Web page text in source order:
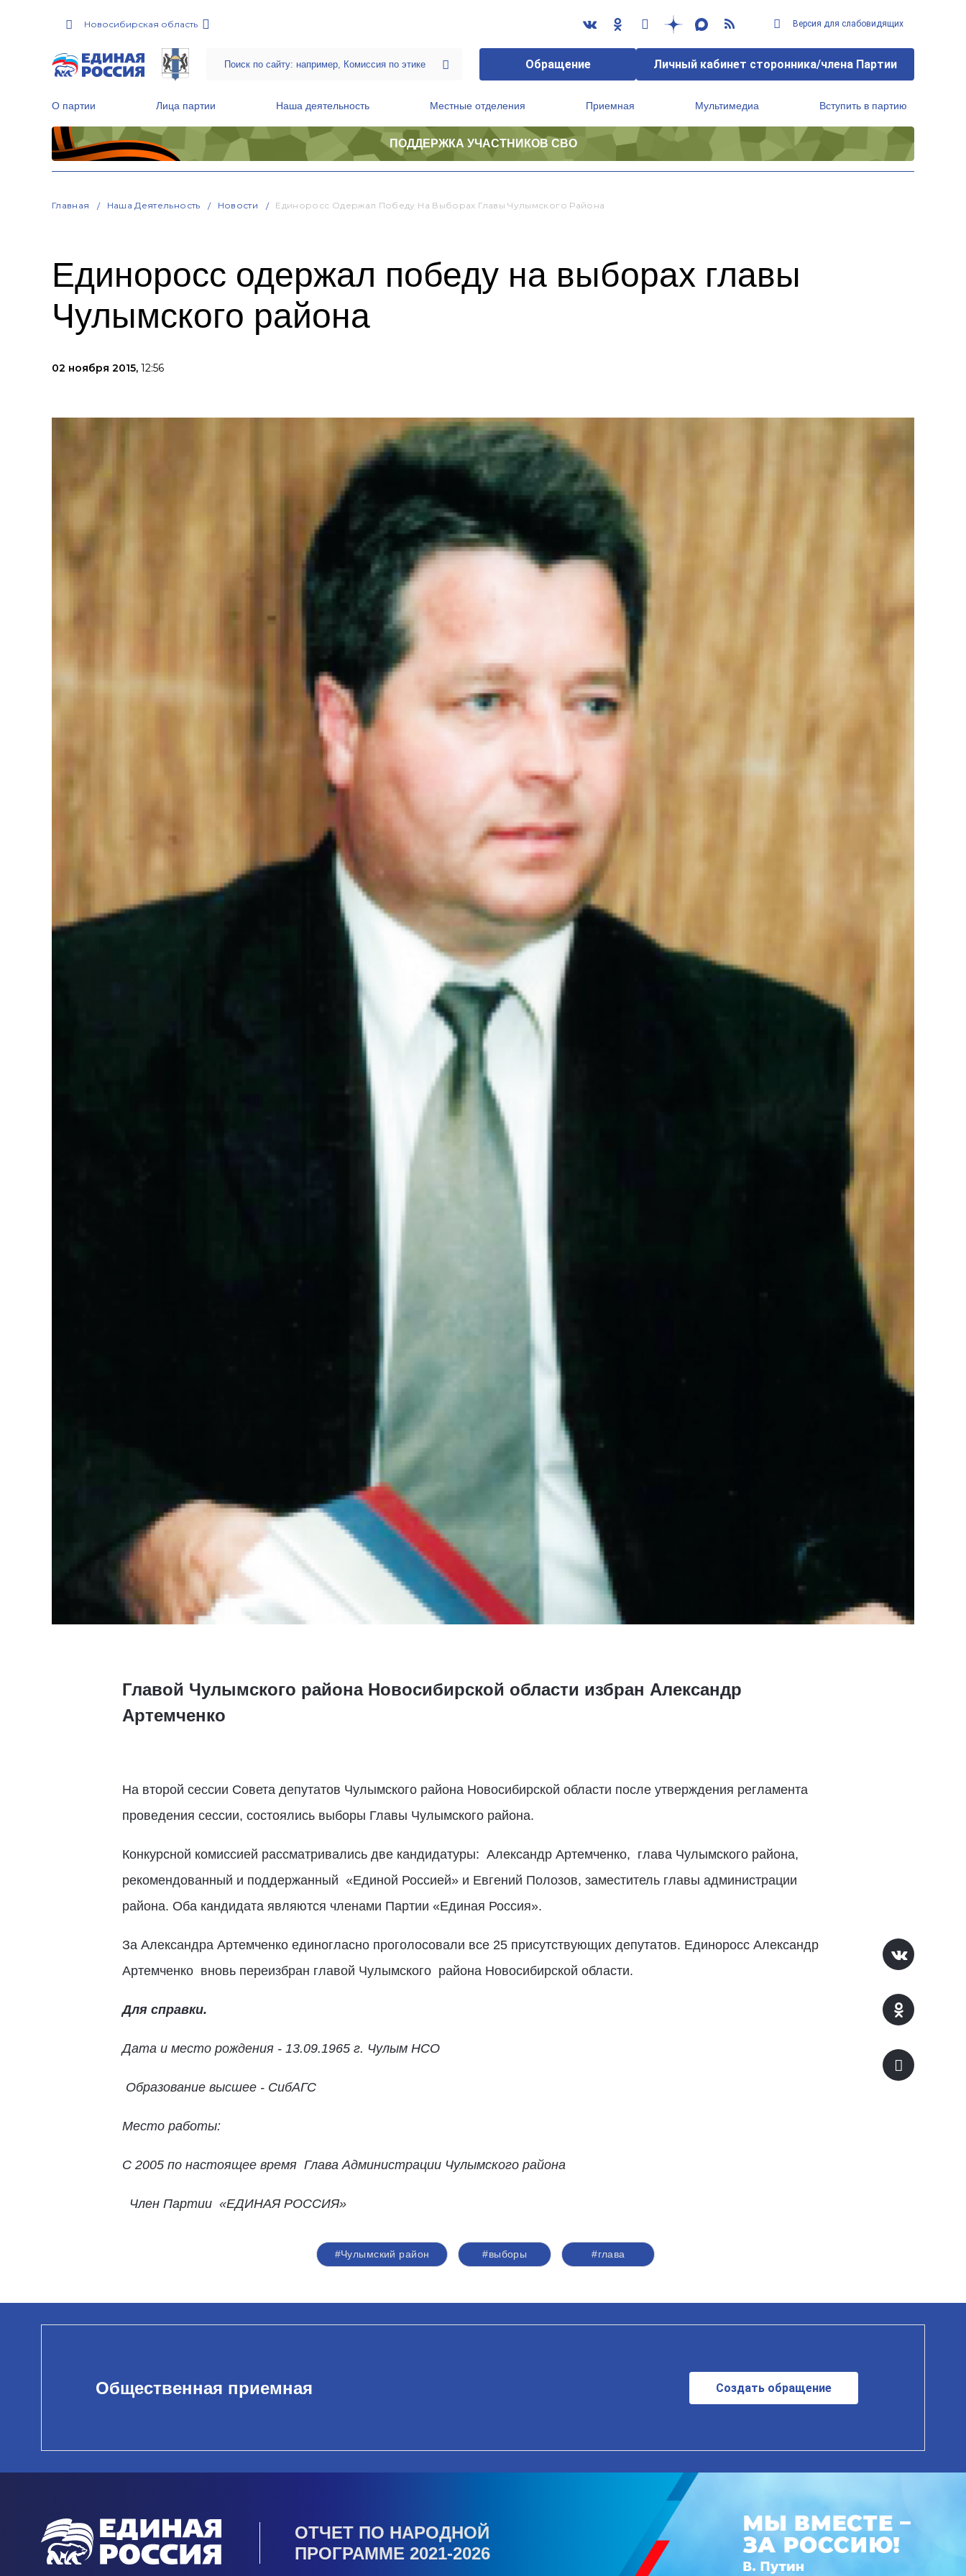
Новосибирская область Версия для слабовидящих
Обращение Личный кабинет сторонника/члена Партии
О партии Лица партии Наша деятельность Местные отделения Приемная Мультимедиа Вступить в партию
ПОДДЕРЖКА УЧАСТНИКОВ СВО
Главная Наша Деятельность Новости Единоросс Одержал Победу На Выборах Главы Чулымского Района
Единоросс одержал победу на выборах главы
Чулымского района
02 ноября 2015, 12:56
Главой Чулымского района Новосибирской области избран Александр
Артемченко
На второй сессии Совета депутатов Чулымского района Новосибирской области после утверждения регламента
проведения сессии, состоялись выборы Главы Чулымского района.
Конкурсной комиссией рассматривались две кандидатуры: Александр Артемченко, глава Чулымского района,
рекомендованный и поддержанный «Единой Россией» и Евгений Полозов, заместитель главы администрации
района. Оба кандидата являются членами Партии «Единая Россия».
За Александра Артемченко единогласно проголосовали все 25 присутствующих депутатов. Единоросс Александр
Артемченко вновь переизбран главой Чулымского района Новосибирской области.
Для справки.
Дата и место рождения - 13.09.1965 г. Чулым НСО
Образование высшее - СибАГС
Место работы:
С 2005 по настоящее время Глава Администрации Чулымского района
Член Партии «ЕДИНАЯ РОССИЯ»
#Чулымский район #выборы #глава
Общественная приемная Создать обращение
ОТЧЕТ ПО НАРОДНОЙ
ПРОГРАММЕ 2021-2026